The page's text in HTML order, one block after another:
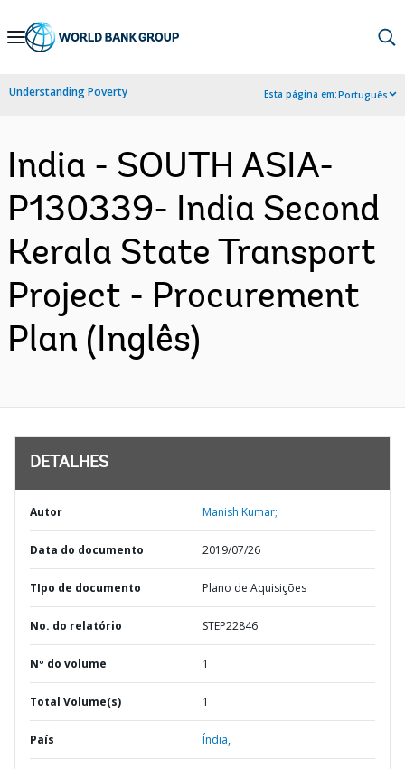
Skip
Navigation
Understanding Poverty Esta página em:Português
India - SOUTH ASIA-
P130339- India Second
Kerala State Transport
Project - Procurement
Plan (Inglês)
DETALHES
Autor Manish Kumar;
Data do documento 2019/07/26
TIpo de documento Plano de Aquisições
No. do relatório STEP22846
Nº do volume 1
Total Volume(s) 1
País Índia,